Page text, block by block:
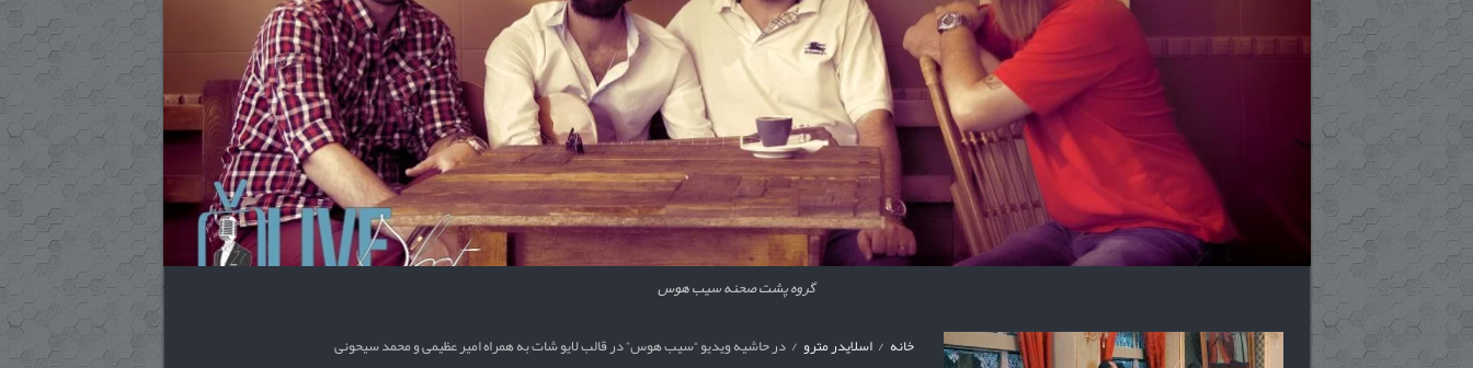
گروه پشت صحنه سیب هوس
خانه / اسلایدر مترو / در حاشیه ویدیو “سیب هوس” در قالب لایو شات به همراه امیر عظیمی و محمد سیحونی